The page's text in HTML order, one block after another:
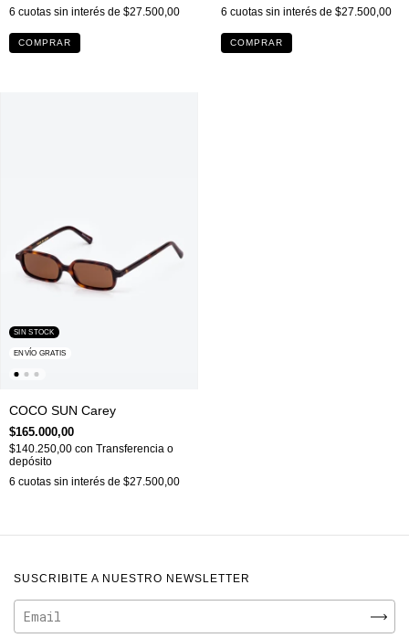
6 cuotas sin interés de $27.500,00
6 cuotas sin interés de $27.500,00
SIN STOCK
ENVÍO GRATIS
COCO SUN Carey
$165.000,00
$140.250,00 con Transferencia o
depósito
6 cuotas sin interés de $27.500,00
SUSCRIBITE A NUESTRO NEWSLETTER